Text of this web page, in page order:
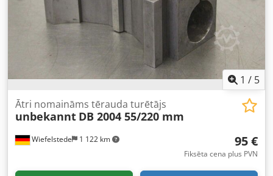
1 / 5
Wiefelstede 1 122 km
Ātri nomaināms tērauda turētājs
unbekannt DB 2004 55/220 mm
95 €
Fiksēta cena plus PVN